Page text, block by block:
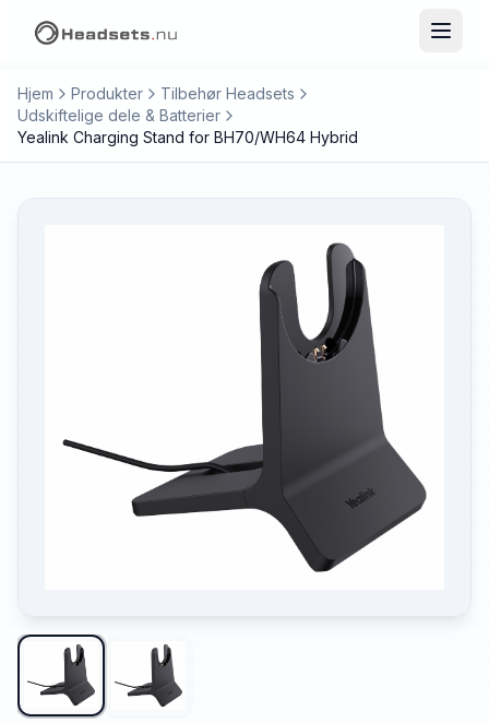
Hjem Produkter
Tilbehør Headsets
Udskiftelige dele & Batterier
Yealink Charging Stand for BH70/WH64 Hybrid